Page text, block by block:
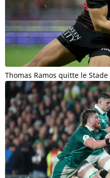
Thomas Ramos quitte le